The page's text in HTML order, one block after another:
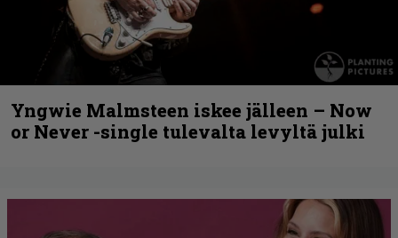
Yngwie Malmsteen iskee jälleen – Now
or Never -single tulevalta levyltä julki